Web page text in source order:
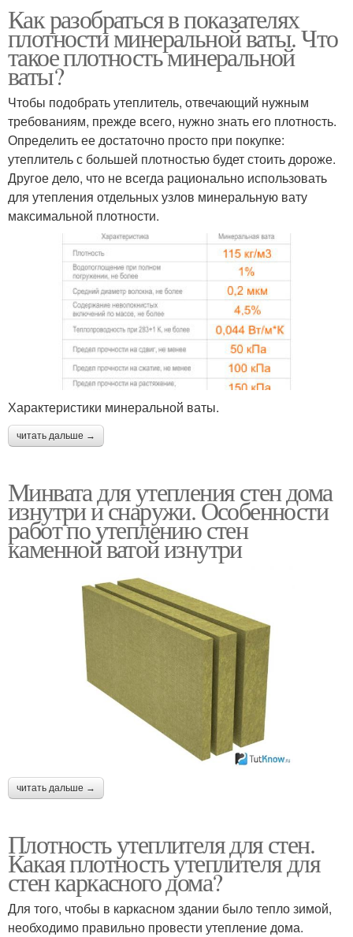
Как разобраться в показателях
плотности минеральной ваты. Что
такое плотность минеральной
ваты?
Чтобы подобрать утеплитель, отвечающий нужным
требованиям, прежде всего, нужно знать его плотность.
Определить ее достаточно просто при покупке:
утеплитель с большей плотностью будет стоить дороже.
Другое дело, что не всегда рационально использовать
для утепления отдельных узлов минеральную вату
максимальной плотности.
Характеристики минеральной ваты.
читать дальше →
Минвата для утепления стен дома
изнутри и снаружи. Особенности
работ по утеплению стен
каменной ватой изнутри
читать дальше →
Плотность утеплителя для стен.
Какая плотность утеплителя для
стен каркасного дома?
Для того, чтобы в каркасном здании было тепло зимой,
необходимо правильно провести утепление дома.